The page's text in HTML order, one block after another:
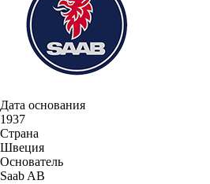
Дата основания
1937
Страна
Швеция
Основатель
Saab AB